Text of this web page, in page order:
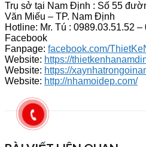
Trụ sở tại Nam Định : Số 55
Văn Miếu – TP. Nam Định
Hotline: Mr. Tú : 0989.03.51.52
Facebook
Fanpage: facebook.com/
Website: https://
Website: https://
Website: http://nhamoidep.com/